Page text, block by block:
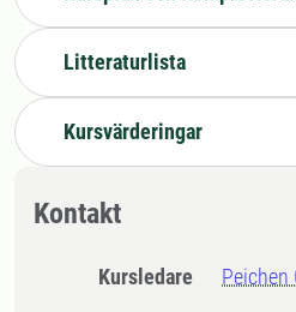
Litteraturlista
Kursvärderingar
Kontakt
Kursledare Peichen